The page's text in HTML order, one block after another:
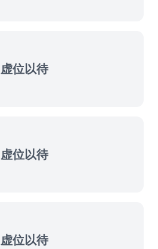
虚位以待
虚位以待
虚位以待